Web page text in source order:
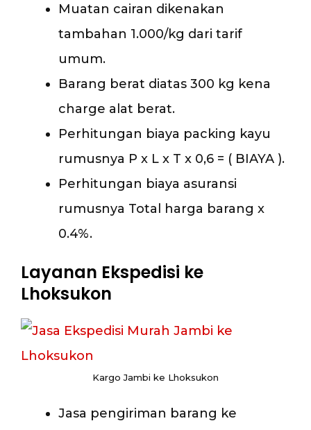
Muatan cairan dikenakan
tambahan 1.000/kg dari tarif
umum.
Barang berat diatas 300 kg kena
charge alat berat.
Perhitungan biaya packing kayu
rumusnya P x L x T x 0,6 = ( BIAYA ).
Perhitungan biaya asuransi
rumusnya Total harga barang x
0.4%.
Layanan Ekspedisi ke
Lhoksukon
Kargo Jambi ke Lhoksukon
Jasa pengiriman barang ke